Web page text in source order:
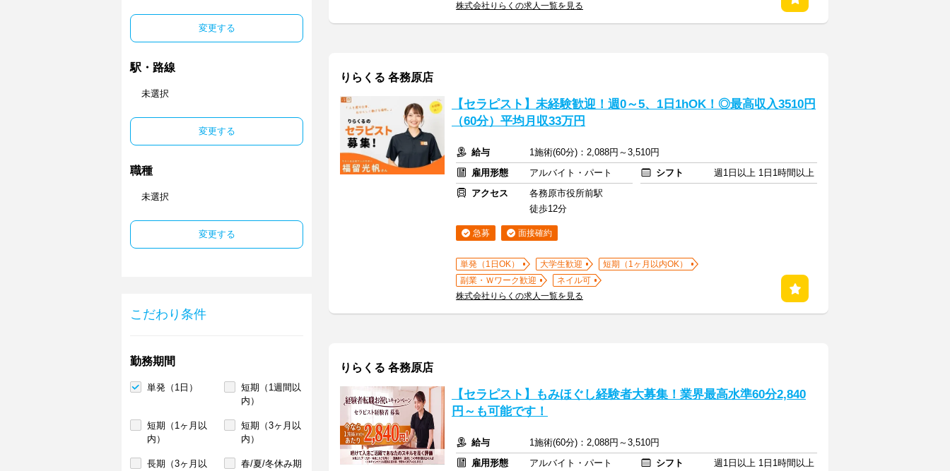
変更する
駅・路線
未選択
変更する
職種
未選択
変更する
こだわり条件
勤務期間
単発（1日）
短期（1週間以
内）
短期（1ヶ月以
内）
短期（3ヶ月以
内）
長期（3ヶ月以
春/夏/冬休み期
株式会社りらくの求人一覧を見る
りらくる 各務原店
【セラピスト】未経験歓迎！週0～5、1日1hOK！◎最高収入3510円
（60分）平均月収33万円
給与
1施術(60分)：2,088円～3,510円
雇用形態
アルバイト・パート シフト
週1日以上 1日1時間以上
アクセス
各務原市役所前駅
徒歩12分
急募 面接確約
単発（1日OK） 大学生歓迎
短期（1ヶ月以内OK）
副業・Ｗワーク歓迎
ネイル可
株式会社りらくの求人一覧を見る
りらくる 各務原店
【セラピスト】もみほぐし経験者大募集！業界最高水準60分2,840
円～も可能です！
給与
1施術(60分)：2,088円～3,510円
雇用形態
アルバイト・パート シフト
週1日以上 1日1時間以上